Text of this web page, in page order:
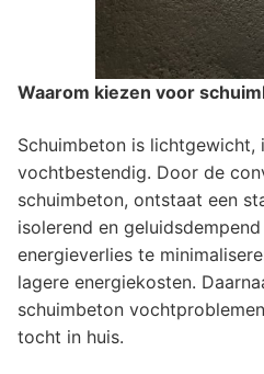
Waarom kiezen voor
Schuimbeton is lichtgewicht,
vochtbestendig. Door de
schuimbeton, ontstaat een
isolerend en
energieverlies te
lagere energiekosten.
schuimbeton
tocht in huis.